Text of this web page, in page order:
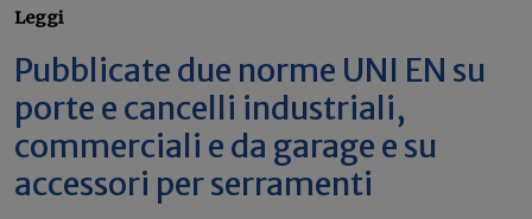
Leggi
Pubblicate due norme UNI EN su
porte e cancelli industriali,
commerciali e da garage e su
accessori per serramenti